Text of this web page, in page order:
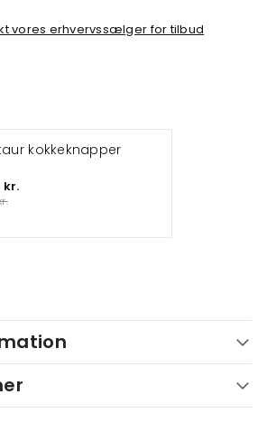
vores erhvervssælger for tilbud
kokkeknapper
kr.